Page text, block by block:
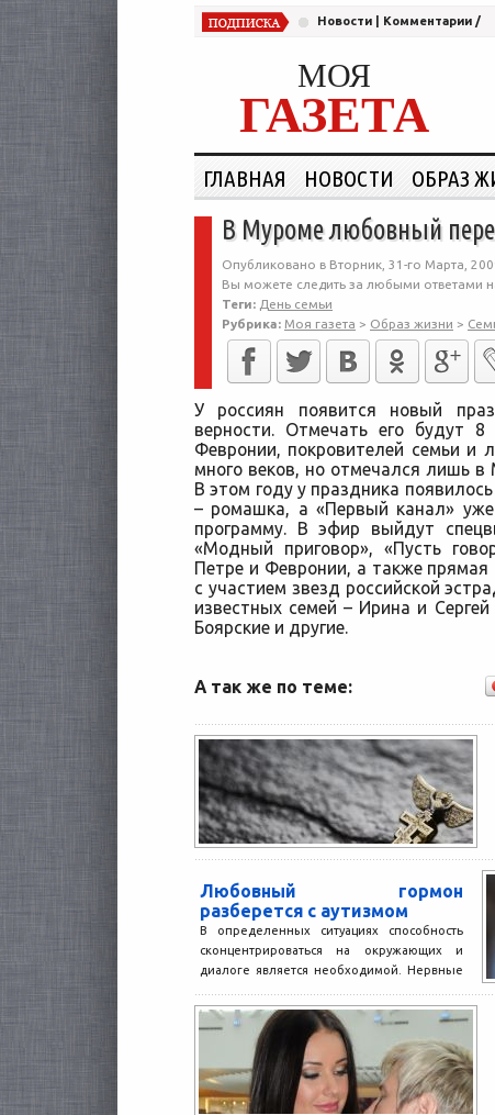
Новости Комментарии /
МОЯ
ГАЗЕТА
ГЛАВНАЯ НОВОСТИ ОБРАЗ
В Муроме любовный
Опубликовано в Вторник, 31-го Марта,
Вы можете следить за любыми ответами
Теги: День семьи
Рубрика: Моя газета > Образ жизни >
У россиян появится новый
верности. Отмечать его будут
Февронии, покровителей семьи и
много веков, но отмечался лишь
В этом году у праздника
– ромашка, а «Первый канал»
программу. В эфир выйдут
«Модный приговор», «Пусть
Петре и Февронии, а также
с участием звезд российской
известных семей – Ирина и
Боярские и другие.
А так же по теме:
Любовный гормон
разберется с аутизмом
В определенных ситуациях способность
сконцентрироваться на окружающих и
диалоге является необходимой. Нервные
такой задачей...